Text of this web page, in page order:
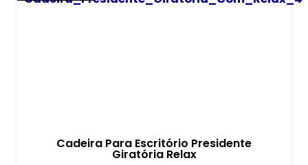
Cadeira Para Escritório Presidente
Giratória Relax